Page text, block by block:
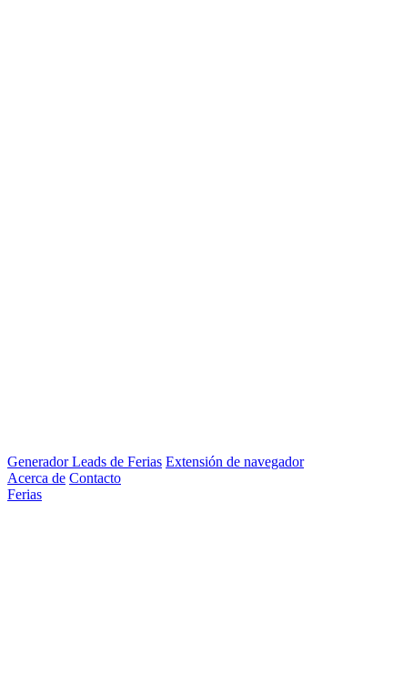
Generador Leads de Ferias Extensión de navegador
Acerca de Contacto
Ferias